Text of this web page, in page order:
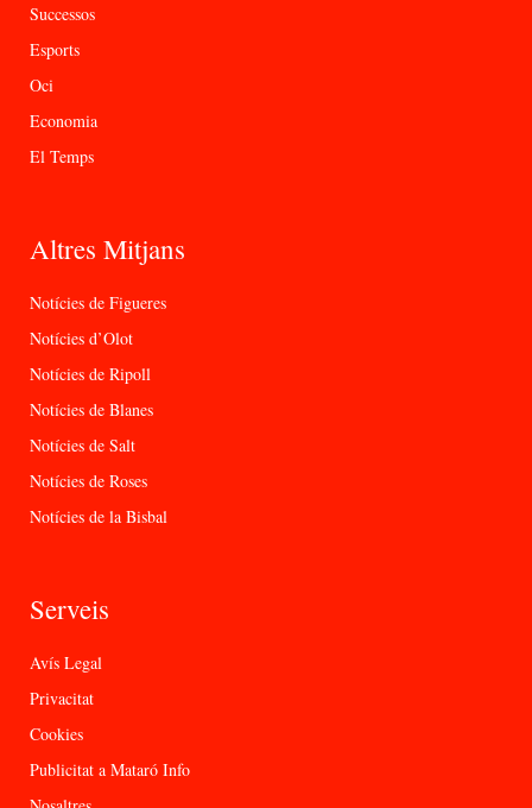
Successos
Esports
Oci
Economia
El Temps
Altres Mitjans
Notícies de Figueres
Notícies d’Olot
Notícies de Ripoll
Notícies de Blanes
Notícies de Salt
Notícies de Roses
Notícies de la Bisbal
Serveis
Avís Legal
Privacitat
Cookies
Publicitat a Mataró Info